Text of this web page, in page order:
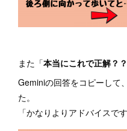
また「本当にこれで正解？？
Geminiの回答をコピーして
た。
「かなりよりアドバイスで